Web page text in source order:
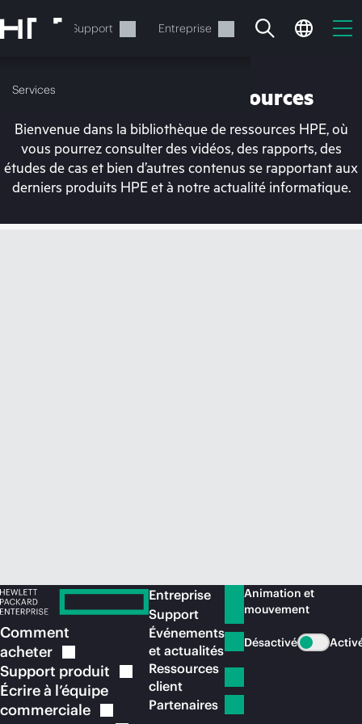
au
contenu
Services Support Entreprise
Services
Votre panier est
Bibliothèque de ressources
Bienvenue dans la bibliothèque de ressources HPE, où
vous pourrez consulter des vidéos, des rapports, des
études de cas et bien d’autres contenus se rapportant aux
derniers produits HPE et à notre actualité informatique.
Comment
acheter
Support produit
Écrire à l’équipe
commerciale
Entreprise
Support
Événements
et actualités
Ressources
client
Partenaires
Animation et
mouvement
Désactivé